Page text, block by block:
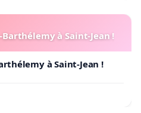
à Saint-Jean !
à Saint-Jean !